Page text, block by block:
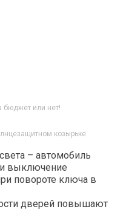
бюджет или нет!
козырьке.
– автомобиль
выключение
повороте ключа в
дверей повышают